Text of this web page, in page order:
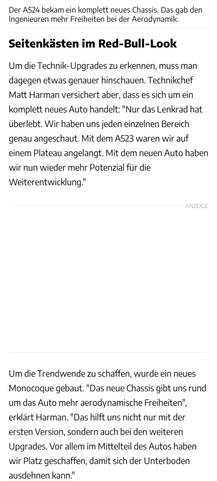
Der A524 bekam ein komplett neues Chassis. Das gab den
Ingenieuren mehr Freiheiten bei der Aerodynamik.
Seitenkästen im Red-Bull-Look
Um die Technik-Upgrades zu erkennen, muss man
dagegen etwas genauer hinschauen. Technikchef
Matt Harman versichert aber, dass es sich um ein
komplett neues Auto handelt: "Nur das Lenkrad hat
überlebt. Wir haben uns jeden einzelnen Bereich
genau angeschaut. Mit dem A523 waren wir auf
einem Plateau angelangt. Mit dem neuen Auto haben
wir nun wieder mehr Potenzial für die
Weiterentwicklung."
ANZEIGE
Um die Trendwende zu schaffen, wurde ein neues
Monocoque gebaut. "Das neue Chassis gibt uns rund
um das Auto mehr aerodynamische Freiheiten",
erklärt Harman. "Das hilft uns nicht nur mit der
ersten Version, sondern auch bei den weiteren
Upgrades. Vor allem im Mittelteil des Autos haben
wir Platz geschaffen, damit sich der Unterboden
ausdehnen kann."